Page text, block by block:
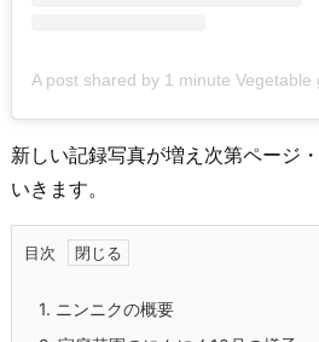
新しい記録写真が増え次第ページ
いきます。
目次
1. ニンニクの概要